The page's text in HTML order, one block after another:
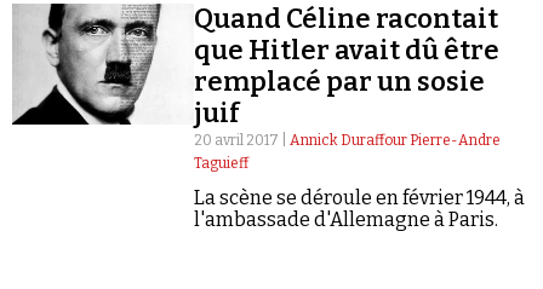
Quand Céline racontait
que Hitler avait dû être
remplacé par un sosie
juif
20 avril 2017 |Annick Duraffour Pierre-Andre
Taguieff
La scène se déroule en février 1944, à
l'ambassade d'Allemagne à Paris.